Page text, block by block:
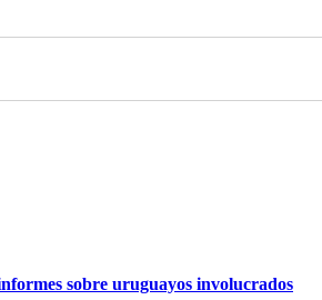
sobre uruguayos involucrados